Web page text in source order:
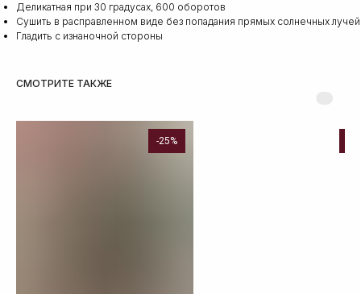
Деликатная при 30 градусах, 600 оборотов
Сушить в расправленном виде без попадания прямых солнечных лучей
Гладить с изнаночной стороны
СМОТРИТЕ ТАКЖЕ
-25%